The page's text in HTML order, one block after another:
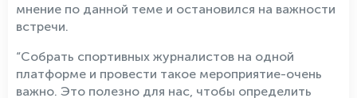
мнение по данной теме и остановился на важности
встречи.
“Собрать спортивных журналистов на одной
платформе и провести такое мероприятие-очень
важно. Это полезно для нас, чтобы определить